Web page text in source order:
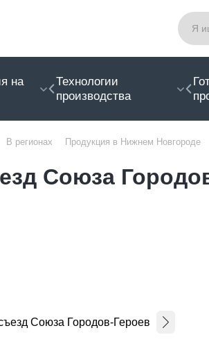
на
Технологии
производства
В регионах Продукция в Нижнем Новгороде
Союза